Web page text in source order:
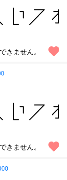
きません。
きません。